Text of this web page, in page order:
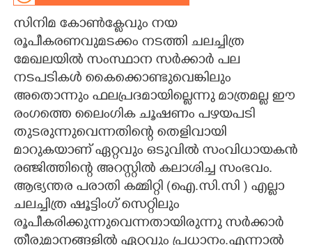
CARTOONS
LITERATURE
CONTACT US
സിനിമ കോൺക്ളേവും നയ
രൂപീകരണവുമടക്കം നടത്തി ചലച്ചിത്ര
മേഖലയിൽ സംസ്ഥാന സർക്കാർ പല
നടപടികൾ കൈക്കൊണ്ടുവെങ്കിലും
അതൊന്നും ഫലപ്രദമായില്ലെന്നു മാത്രമല്ല ഈ
രംഗത്തെ ലൈംഗിക ചൂഷണം പഴയപടി
തുടരുന്നുവെന്നതിന്റെ തെളിവായി
മാറുകയാണ് ഏറ്റവും ഒടുവിൽ സംവിധായകൻ
രഞ്ജിത്തിന്റെ അറസ്റ്റിൽ കലാശിച്ച സംഭവം.
ആഭ്യന്തര പരാതി കമ്മിറ്റി (ഐ.സി.സി ) എല്ലാ
ചലച്ചിത്ര ഷൂട്ടിംഗ് സെറ്റിലും
രൂപീകരിക്കുന്നുവെന്നതായിരുന്നു സർക്കാർ